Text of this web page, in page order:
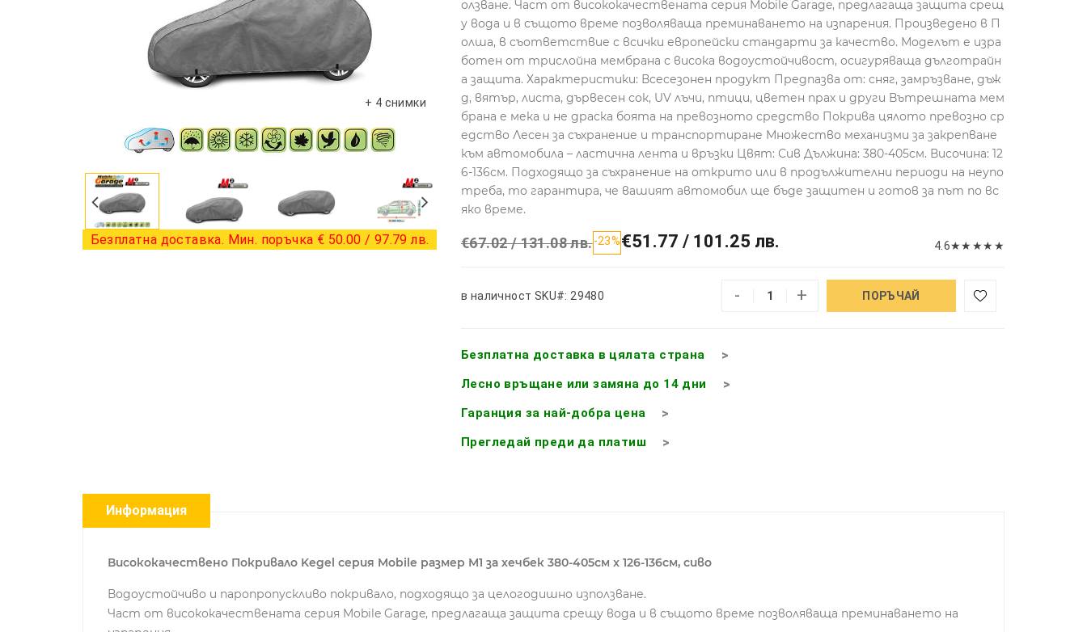
+ 4 снимки
Безплатна доставка. Мин. поръчка € 50.00 / 97.79 лв.
олзване. Част от висококачествената серия Mobile Garage, предлагаща защита срещ
у вода и в същото време позволяваща преминаването на изпарения. Произведено в П
олша, в съответствие с всички европейски стандарти за качество. Моделът е изра
ботен от трислойна мембрана с висока водоустойчивост, осигуряваща дълготрайн
а защита. Характеристики: Всесезонен продукт Предпазва от: сняг, замръзване, дъж
д, вятър, листа, дървесен сок, UV лъчи, птици, цветен прах и други Вътрешната мем
брана е мека и не драска боята на превозното средство Покрива цялото превозно ср
едство Лесен за съхранение и транспортиране Множество механизми за закрепване
към автомобила – ластична лента и връзки Цвят: Сив Дължина: 380-405см. Височина: 12
6-136см. Подходящо за съхранение на открито или в продължителни периоди на неупо
треба, то гарантира, че вашият автомобил ще бъде защитен и готов за път по вс
яко време.
€67.02 / 131.08 лв.-23%€51.77 / 101.25 лв. 4.6★★ ★★ ★
в наличност SKU#: 29480 - + ПОРЪЧАЙ
Безплатна доставка в цялата страна
Лесно връщане или замяна до 14 дни
Гаранция за най-добра цена
Прегледай преди да платиш
Информация
Висококачествено Покривало Kegel серия Mobile размер M1 за хечбек 380-405см x 126-136см, сиво
Водоустойчиво и паропропускливо покривало, подходящо за целогодишно използване.
Част от висококачествената серия Mobile Garage, предлагаща защита срещу вода и в същото време позволяваща преминаването на